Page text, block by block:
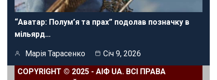
“Аватар: Полум’я та прах” подолав позначку в
мільярд…
Марія Тарасенко
Січ 9, 2026
COPYRIGHT © 2025 - АІФ UA. ВСІ ПРАВА